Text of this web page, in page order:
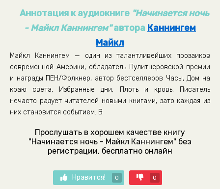
Аннотация к аудиокниге "Начинается ночь
- Майкл Каннингем"автора Каннингем
Майкл
Майкл Каннингем — один из талантливейших прозаиков
современной Америки, обладатель Пулитцеровской премии
и награды ПЕН/Фолкнер, автор бестселлеров Часы, Дом на
краю света, Избранные дни, Плоть и кровь. Писатель
нечасто радует читателей новыми книгами, зато каждая из
них становится событием. В
Прослушать в хорошем качестве книгу
"Начинается ночь - Майкл Каннингем" без
регистрации, бесплатно онлайн
Нравится! 0 0